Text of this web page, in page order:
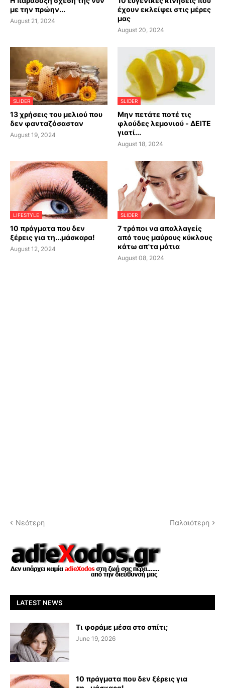
με την πρώην...
August 21, 2024
έχουν εκλείψει στις μέρες
μας
August 20, 2024
SLIDER
13 χρήσεις του μελιού που
δεν φανταζόσασταν
August 19, 2024
SLIDER
Μην πετάτε ποτέ τις
φλούδες λεμονιού - ΔΕΙΤΕ
γιατί...
August 18, 2024
LIFESTYLE
10 πράγματα που δεν
ξέρεις για τη...μάσκαρα!
August 12, 2024
SLIDER
7 τρόποι να απαλλαγείς
από τους μαύρους κύκλους
κάτω απ'τα μάτια
August 08, 2024
Νεότερη Παλαιότερη
LATEST NEWS
Τι φοράμε μέσα στο σπίτι;
June 19, 2026
10 πράγματα που δεν ξέρεις για